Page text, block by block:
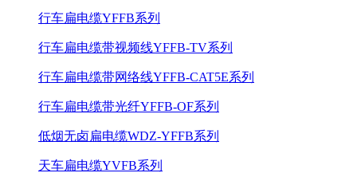
行车扁电缆YFFB系列
行车扁电缆带视频线YFFB-TV系列
行车扁电缆带网络线YFFB-CAT5E系列
行车扁电缆带光纤YFFB-OF系列
低烟无卤扁电缆WDZ-YFFB系列
天车扁电缆YVFB系列